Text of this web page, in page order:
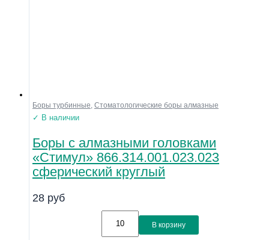
Боры турбинные, Стоматологические боры алмазные
✓ В наличии
Боры с алмазными головками
«Стимул» 866.314.001.023.023
сферический круглый
28 руб
В корзину